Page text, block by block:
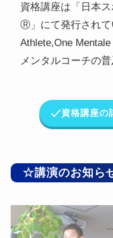
資格講座は「日本
Ⓡ」にて発行されて
Athlete,One
メンタルコーチの
資格講座の
☆講演のお知ら